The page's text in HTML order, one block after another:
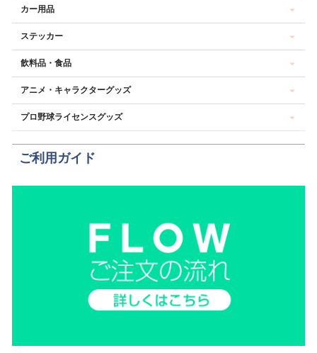
カー用品
ステッカー
飲料品・食品
アニメ・キャラクターグッズ
プロ野球ライセンスグッズ
ご利用ガイド